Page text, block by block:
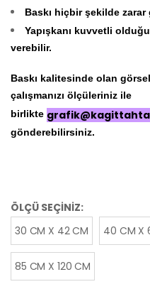
Baskı hiçbir şekilde zarar
Yapışkanı kuvvetli
verebilir.
Baskı kalitesinde olan
çalışmanızı ölçüleriniz ile
birlikte
gönderebilirsiniz.
ÖLÇÜ SEÇİNİZ:
30 CM X 42 CM
40 CM X
85 CM X 120 CM